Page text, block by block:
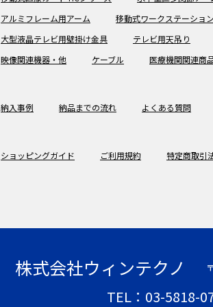
アルミフレーム用アーム
移動式ワークステーショ
大型液晶テレビ用壁掛け金具
テレビ用天吊り
映像関連機器・他
ケーブル 医療機関関連商
納入事例 納品までの流れ よくある質問
ショッピングガイド ご利用規約 特定商取引
株式会社ウィンテクノ
TEL：03-5818-